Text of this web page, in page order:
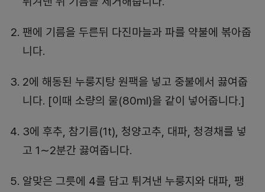
팬에 기름을 두른뒤 다진마늘과 파를 약불에 볶아줍
니다.
2에 해동된 누룽지탕 원팩을 넣고 중불에서 끓여줍
니다. [이때 소량의 물(80ml)을 같이 넣어줍니다.]
3에 후추, 참기름(1t), 청양고추, 대파, 청경채를 넣
고 1∼2분간 끓여줍니다.
알맞은 그릇에 4를 담고 튀겨낸 누룽지와 대파, 팽